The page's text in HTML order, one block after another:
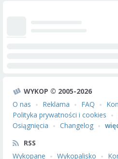
WYKOP © 2005-2026
O nas
Reklama FAQ
Polityka prywatności i cookies
Osiągnięcia
Changelog
RSS
Wykopane
Wykopalisko